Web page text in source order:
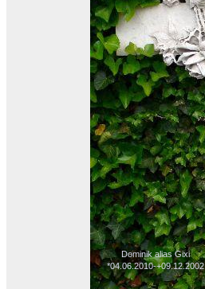
Dominik alias Gixi
*04.06.2010-+09.12.2002